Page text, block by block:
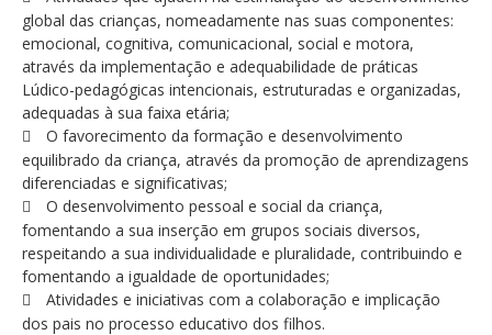
global das crianças, nomeadamente nas suas componentes:
emocional, cognitiva, comunicacional, social e motora,
através da implementação e adequabilidade de práticas
Lúdico-pedagógicas intencionais, estruturadas e organizadas,
adequadas à sua faixa etária;
O favorecimento da formação e desenvolvimento
equilibrado da criança, através da promoção de aprendizagens
diferenciadas e significativas;
O desenvolvimento pessoal e social da criança,
fomentando a sua inserção em grupos sociais diversos,
respeitando a sua individualidade e pluralidade, contribuindo e
fomentando a igualdade de oportunidades;
Atividades e iniciativas com a colaboração e implicação
dos pais no processo educativo dos filhos.